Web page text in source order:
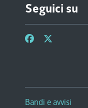
Seguici su
Bandi e avvisi